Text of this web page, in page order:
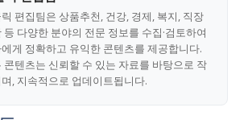
편집팀은 상품추천, 건강, 경제, 복지, 직장
등 다양한 분야의 전문 정보를 수집·검토하여
게 정확하고 유익한 콘텐츠를 제공합니다.
콘텐츠는 신뢰할 수 있는 자료를 바탕으로 작
, 지속적으로 업데이트됩니다.